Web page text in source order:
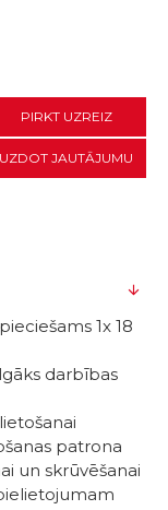
PIRKT UZREIZ
UZDOT JAUTĀJUMU
1x 18
darbības
patrona
un skrūvēšanai